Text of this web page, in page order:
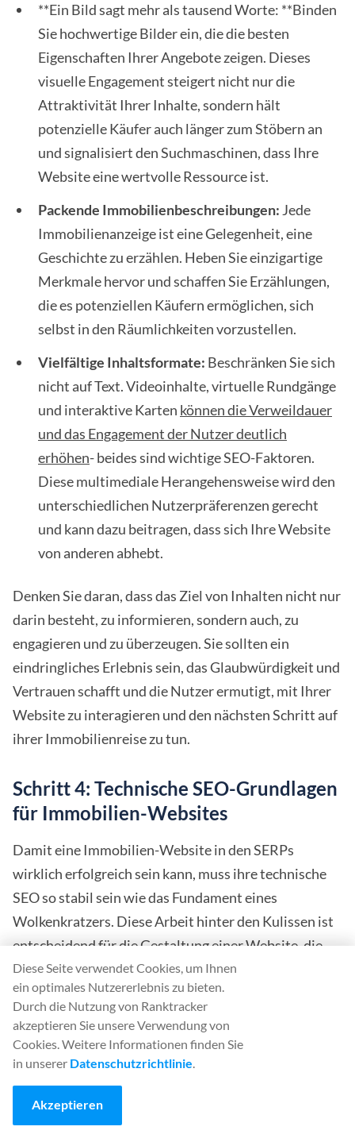
**Ein Bild sagt mehr als tausend Worte: **Binden
Sie hochwertige Bilder ein, die die besten
Eigenschaften Ihrer Angebote zeigen. Dieses
visuelle Engagement steigert nicht nur die
Attraktivität Ihrer Inhalte, sondern hält
potenzielle Käufer auch länger zum Stöbern an
und signalisiert den Suchmaschinen, dass Ihre
Website eine wertvolle Ressource ist.
Packende Immobilienbeschreibungen:Jede
Immobilienanzeige ist eine Gelegenheit, eine
Geschichte zu erzählen. Heben Sie einzigartige
Merkmale hervor und schaffen Sie Erzählungen,
die es potenziellen Käufern ermöglichen, sich
selbst in den Räumlichkeiten vorzustellen.
Vielfältige Inhaltsformate: Beschränken Sie sich
nicht auf Text. Videoinhalte, virtuelle Rundgänge
und interaktive Karten können die Verweildauer
und das Engagement der Nutzer deutlich
erhöhen- beides sind wichtige SEO-Faktoren.
Diese multimediale Herangehensweise wird den
unterschiedlichen Nutzerpräferenzen gerecht
und kann dazu beitragen, dass sich Ihre Website
von anderen abhebt.
Denken Sie daran, dass das Ziel von Inhalten nicht nur
darin besteht, zu informieren, sondern auch, zu
engagieren und zu überzeugen. Sie sollten ein
eindringliches Erlebnis sein, das Glaubwürdigkeit und
Vertrauen schafft und die Nutzer ermutigt, mit Ihrer
Website zu interagieren und den nächsten Schritt auf
ihrer Immobilienreise zu tun.
Schritt 4: Technische SEO-Grundlagen
für Immobilien-Websites
Damit eine Immobilien-Website in den SERPs
wirklich erfolgreich sein kann, muss ihre technische
SEO so stabil sein wie das Fundament eines
Wolkenkratzers. Diese Arbeit hinter den Kulissen ist
entscheidend für die Gestaltung einer Website, die
nicht nur benutzerfreundlich, sondern auch
suchmaschinenfreundlich ist.
Hier erfahren Sie, wie Sie die technischen Aspekte
festhalten können:
Mobilfreundlichkeit ist nicht verhandelbar:
immer mehr Suchvorgänge über mobile Geräte
Diese Seite verwendet Cookies, um Ihnen
ein optimales Nutzererlebnis zu bieten.
Durch die Nutzung von Ranktracker
akzeptieren Sie unsere Verwendung von
Cookies. Weitere Informationen finden Sie
in unserer Datenschutzrichtlinie.
Akzeptieren